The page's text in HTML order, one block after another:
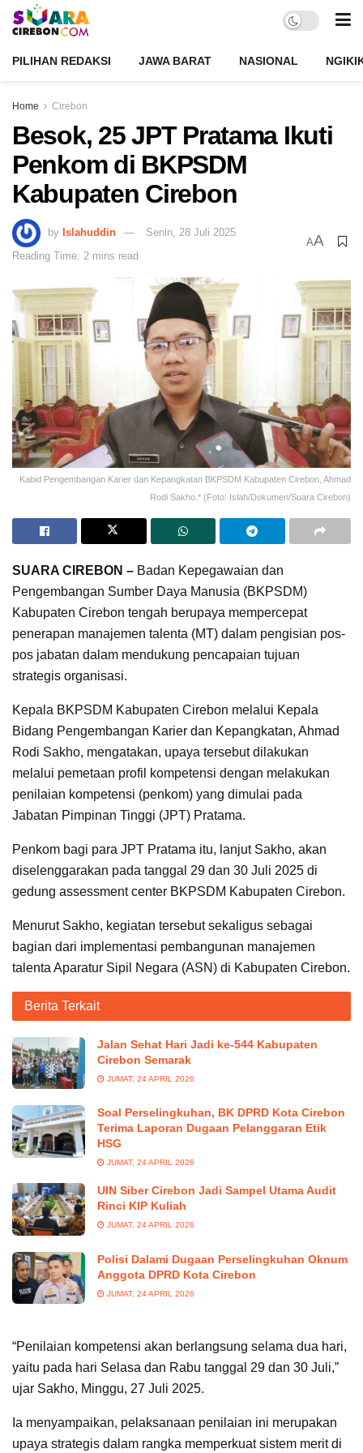
PILIHAN REDAKSI JAWA BARAT NASIONAL
Home Cirebon
Besok, 25 JPT Pratama Ikuti
Penkom di BKPSDM
Kabupaten Cirebon
by Islahuddin
Senin, 28 Juli 2025
Reading Time: 2 mins read
AA
Kabid Pengembangan Karier dan Kepangkatan BKPSDM Kabupaten Cirebon, Ahmad
Rodi Sakho.* (Foto: Islah/Dokumen/Suara Cirebon)
SUARA CIREBON – Badan Kepegawaian dan
Pengembangan Sumber Daya Manusia (BKPSDM)
Kabupaten Cirebon tengah berupaya mempercepat
penerapan manajemen talenta (MT) dalam pengisian pos-
pos jabatan dalam mendukung pencapaian tujuan
strategis organisasi.
Kepala BKPSDM Kabupaten Cirebon melalui Kepala
Bidang Pengembangan Karier dan Kepangkatan, Ahmad
Rodi Sakho, mengatakan, upaya tersebut dilakukan
melalui pemetaan profil kompetensi dengan melakukan
penilaian kompetensi (penkom) yang dimulai pada
Jabatan Pimpinan Tinggi (JPT) Pratama.
Penkom bagi para JPT Pratama itu, lanjut Sakho, akan
diselenggarakan pada tanggal 29 dan 30 Juli 2025 di
gedung assessment center BKPSDM Kabupaten Cirebon.
Menurut Sakho, kegiatan tersebut sekaligus sebagai
bagian dari implementasi pembangunan manajemen
talenta Aparatur Sipil Negara (ASN) di Kabupaten Cirebon.
Berita Terkait
Jalan Sehat Hari Jadi ke-544 Kabupaten
Cirebon Semarak
JUMAT, 24 APRIL 2026
Soal Perselingkuhan, BK DPRD Kota Cirebon
Terima Laporan Dugaan Pelanggaran Etik
HSG
JUMAT, 24 APRIL 2026
UIN Siber Cirebon Jadi Sampel Utama Audit
Rinci KIP Kuliah
JUMAT, 24 APRIL 2026
Polisi Dalami Dugaan Perselingkuhan Oknum
Anggota DPRD Kota Cirebon
JUMAT, 24 APRIL 2026
“Penilaian kompetensi akan berlangsung selama dua hari,
yaitu pada hari Selasa dan Rabu tanggal 29 dan 30 Juli,”
ujar Sakho, Minggu, 27 Juli 2025.
Ia menyampaikan, pelaksanaan penilaian ini merupakan
upaya strategis dalam rangka memperkuat sistem merit di